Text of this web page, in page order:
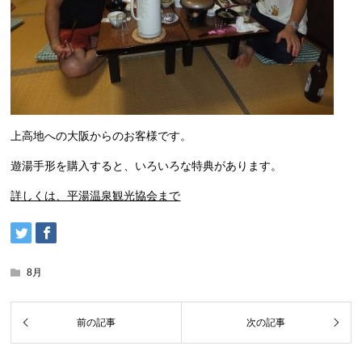
上高地への大阪からのお客様です。
遊湯手形を購入すると、いろいろな特典があります。
詳しくは、平湯温泉観光協会まで
8月